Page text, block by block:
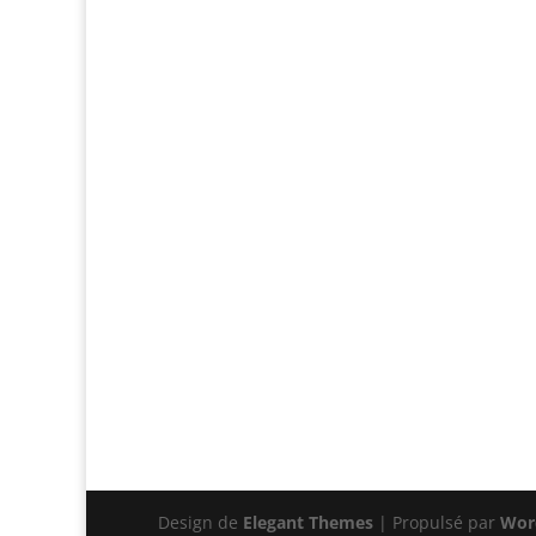
Design de Elegant Themes | Propulsé par